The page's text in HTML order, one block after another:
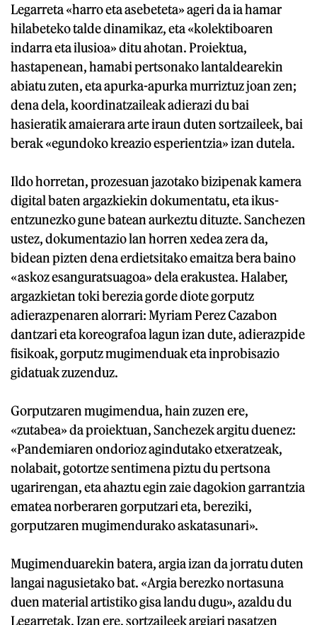
Legarreta «harro eta asebeteta» ageri da ia hamar
hilabeteko talde dinamikaz, eta «kolektiboaren
indarra eta ilusioa» ditu ahotan. Proiektua,
hastapenean, hamabi pertsonako lantaldearekin
abiatu zuten, eta apurka-apurka murriztuz joan zen;
dena dela, koordinatzaileak adierazi du bai
hasieratik amaierara arte iraun duten sortzaileek, bai
berak «egundoko kreazio esperientzia» izan dutela.
Ildo horretan, prozesuan jazotako bizipenak kamera
digital baten argazkiekin dokumentatu, eta ikus-
entzunezko gune batean aurkeztu dituzte. Sanchezen
ustez, dokumentazio lan horren xedea zera da,
bidean pizten dena erdietsitako emaitza bera baino
«askoz esanguratsuagoa» dela erakustea. Halaber,
argazkietan toki berezia gorde diote gorputz
adierazpenaren alorrari: Myriam Perez Cazabon
dantzari eta koreografoa lagun izan dute, adierazpide
fisikoak, gorputz mugimenduak eta inprobisazio
gidatuak zuzenduz.
Gorputzaren mugimendua, hain zuzen ere,
«zutabea» da proiektuan, Sanchezek argitu duenez:
«Pandemiaren ondorioz agindutako etxeratzeak,
nolabait, gotortze sentimena piztu du pertsona
ugarirengan, eta ahaztu egin zaie dagokion garrantzia
ematea norberaren gorputzari eta, bereziki,
gorputzaren mugimendurako askatasunari».
Mugimenduarekin batera, argia izan da jorratu duten
langai nagusietako bat. «Argia berezko nortasuna
duen material artistiko gisa landu dugu», azaldu du
Legarretak. Izan ere, sortzaileek argiari pasatzen